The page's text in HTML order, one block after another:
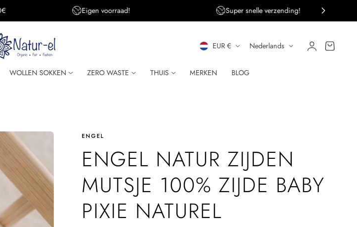
Super snelle verzending! Persoonlijke klantenservice
WOLLEN SOKKEN ZERO WASTE THUIS MERKEN BLOG
L
A
R
E
G
I
EUR €
T
A
Nederlands Inloggen
Winkelwagen
ENGEL
ENGEL NATUR ZIJDEN
MUTSJE 100% ZIJDE BABY
PIXIE NATUREL